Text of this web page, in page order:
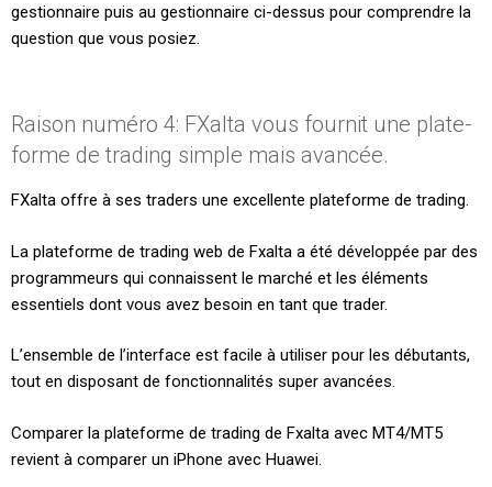
gestionnaire puis au gestionnaire ci-dessus pour comprendre la
question que vous posiez.
Raison numéro 4: FXalta vous fournit une plate-
forme de trading simple mais avancée.
FXalta offre à ses traders une excellente plateforme de trading.
La plateforme de trading web de Fxalta a été développée par des
programmeurs qui connaissent le marché et les éléments
essentiels dont vous avez besoin en tant que trader.
L’ensemble de l’interface est facile à utiliser pour les débutants,
tout en disposant de fonctionnalités super avancées.
Comparer la plateforme de trading de Fxalta avec MT4/MT5
revient à comparer un iPhone avec Huawei.